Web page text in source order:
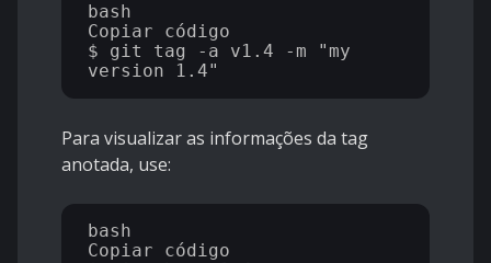
bash
Copiar código
$ git tag -a v1.4 -m "my
Para visualizar as informações da tag
anotada, use:
bash
Copiar código